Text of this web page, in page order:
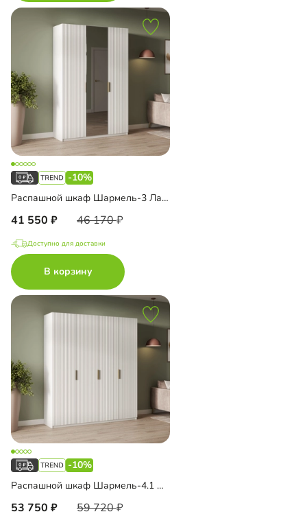
-10%
Распашной шкаф Шармель-3 Лайф с зеркалом
41 550 46 170
Доступно для доставки
В корзину
-10%
Распашной шкаф Шармель-4.1 Лайф
53 750 59 720